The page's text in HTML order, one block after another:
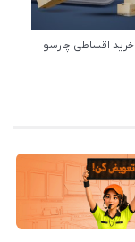
خرید اقساطی چارسو